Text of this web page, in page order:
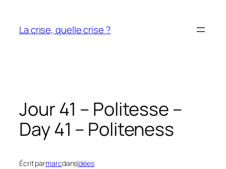
contenu
La crise, quelle crise ?
Jour 41 – Politesse –
Day 41 – Politeness
Écrit parmarcdansIdées